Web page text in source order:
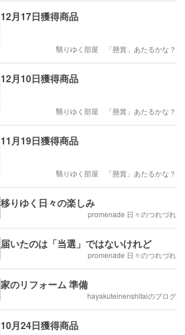
12月17日獲得商品
翳りゆく部屋 「懸賞」あたるかな？
12月10日獲得商品
翳りゆく部屋 「懸賞」あたるかな？
11月19日獲得商品
翳りゆく部屋 「懸賞」あたるかな？
移りゆく日々の楽しみ
promenade 日々のつれづれ
届いたのは「当選」ではないけれど
promenade 日々のつれづれ
家のリフォーム 準備
hayakuteinenshitaiのブログ
10月24日獲得商品